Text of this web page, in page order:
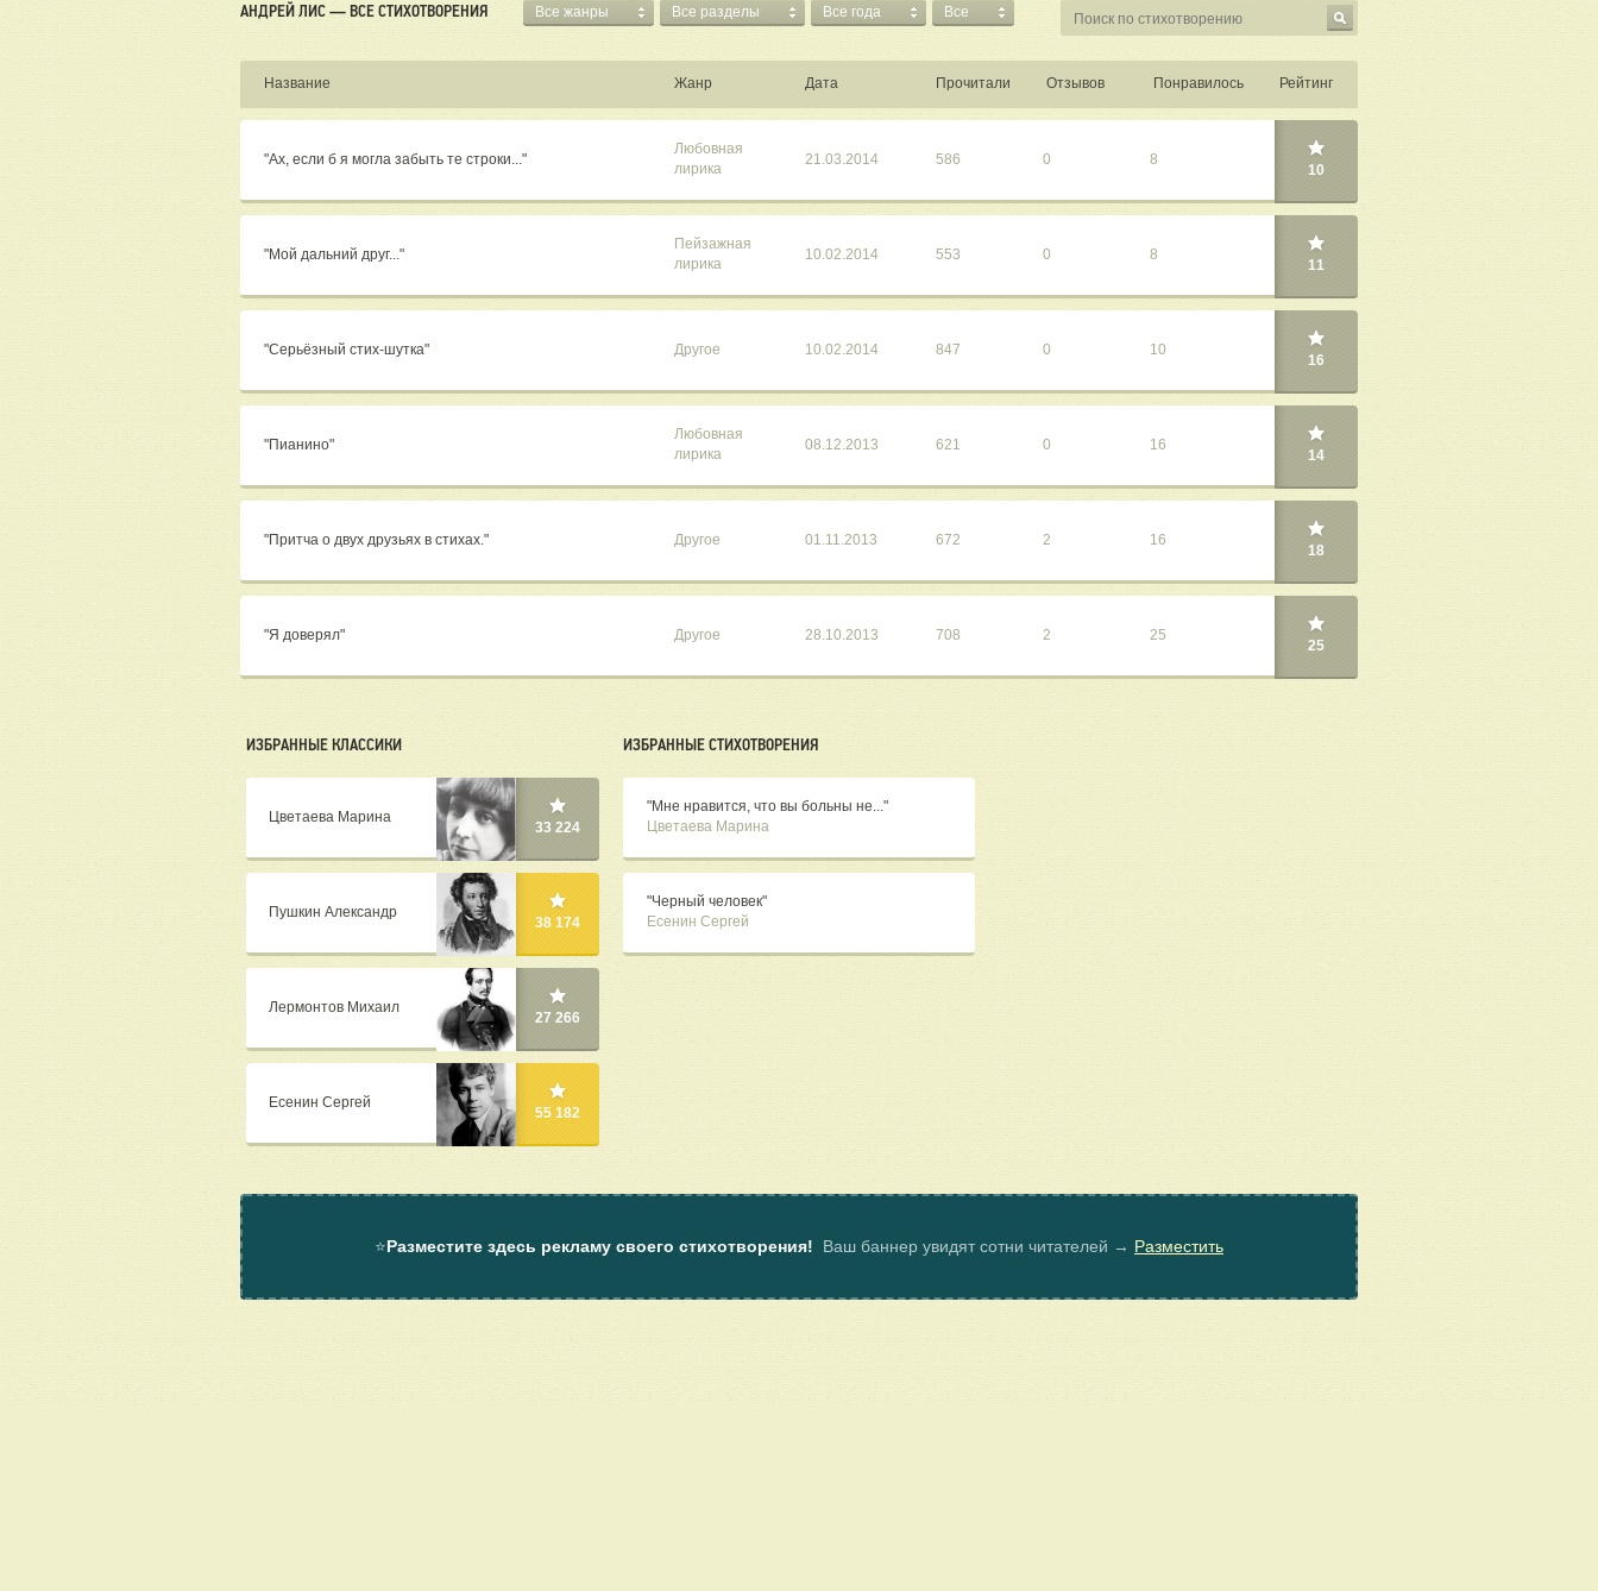
АНДРЕЙ ЛИС — ВСЕ СТИХОТВОРЕНИЯ Все жанры Все разделы Все года Все
Название Жанр Дата Прочитали Отзывов Понравилось Рейтинг
"Ах, если б я могла забыть те строки..."
Любовная
лирика
21.03.2014 586 0 8
10
"Мой дальний друг..."
Пейзажная
лирика
10.02.2014 553 0 8
11
"Серьёзный стих-шутка" Другое 10.02.2014 847 0 10
16
"Пианино"
Любовная
лирика
08.12.2013 621 0 16
14
"Притча о двух друзьях в стихах." Другое 01.11.2013 672 2 16
18
"Я доверял" Другое 28.10.2013 708 2 25
25
ИЗБРАННЫЕ КЛАССИКИ
Цветаева Марина
33 224
Пушкин Александр
38 174
Лермонтов Михаил
27 266
Есенин Сергей
55 182
ИЗБРАННЫЕ СТИХОТВОРЕНИЯ
"Мне нравится, что вы больны не..."
Цветаева Марина
"Черный человек"
Есенин Сергей
⭐Разместите здесь рекламу своего стихотворения! Ваш баннер увидят сотни читателей → Разместить